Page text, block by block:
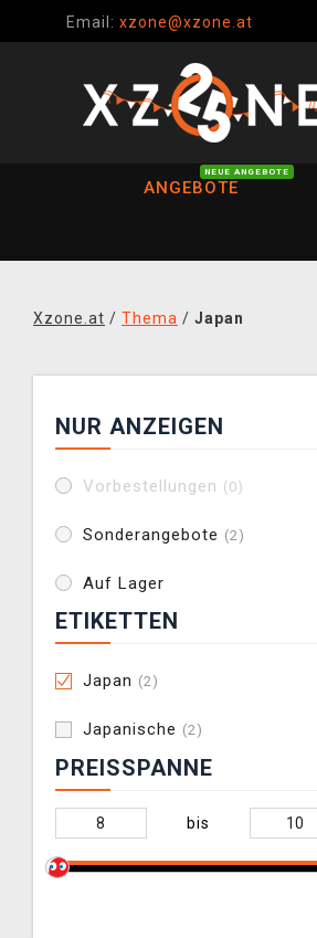
Email: xzone@xzone.at
ANGEBOTE
NEUE ANGEBOTE
Xzone.at / Thema / Japan
NUR ANZEIGEN
Vorbestellungen (0)
Sonderangebote (2)
Auf Lager
ETIKETTEN
Japan (2)
Japanische (2)
PREISSPANNE
bis